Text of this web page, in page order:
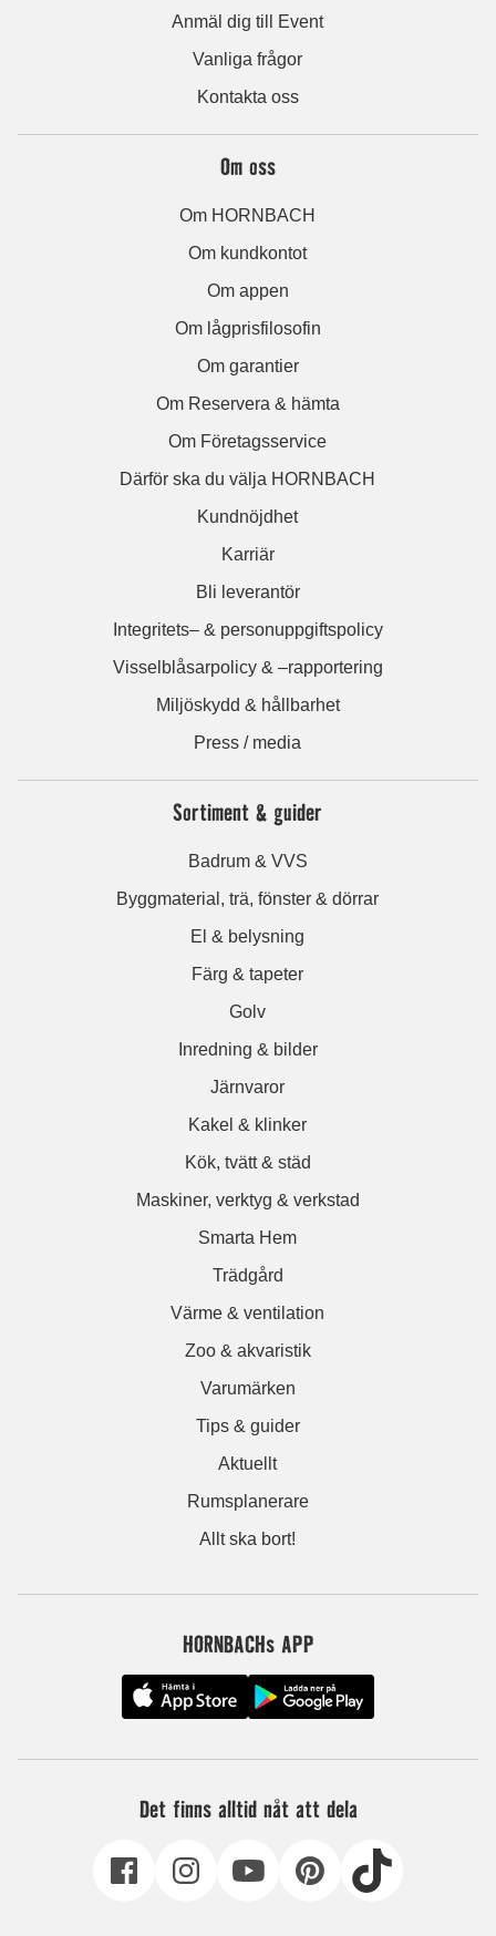
Anmäl dig till Event
Vanliga frågor
Kontakta oss
Om oss
Om HORNBACH
Om kundkontot
Om appen
Om lågprisfilosofin
Om garantier
Om Reservera & hämta
Om Företagsservice
Därför ska du välja HORNBACH
Kundnöjdhet
Karriär
Bli leverantör
Integritets– & personuppgiftspolicy
Visselblåsarpolicy & –rapportering
Miljöskydd & hållbarhet
Press / media
Sortiment & guider
Badrum & VVS
Byggmaterial, trä, fönster & dörrar
El & belysning
Färg & tapeter
Golv
Inredning & bilder
Järnvaror
Kakel & klinker
Kök, tvätt & städ
Maskiner, verktyg & verkstad
Smarta Hem
Trädgård
Värme & ventilation
Zoo & akvaristik
Varumärken
Tips & guider
Aktuellt
Rumsplanerare
Allt ska bort!
HORNBACHs APP
Det finns alltid nåt att dela